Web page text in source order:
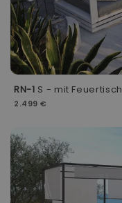
RN-1 S - mit Feuertisch
2.499 €